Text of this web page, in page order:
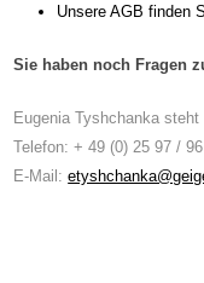
Unsere AGB finden
Sie haben noch Fragen
Eugenia Tyshchanka
Telefon: + 49 (0) 25 97 /
E-Mail: